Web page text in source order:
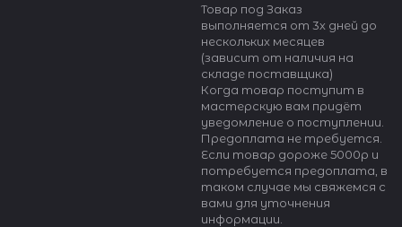
Товар под Заказ
выполняется от 3х дней до
нескольких месяцев
(зависит от наличия на
складе поставщика)
Когда товар поступит в
мастерскую вам придёт
уведомление о поступлении.
Предоплата не требуется.
Если товар дороже 5000р и
потребуется предоплата, в
таком случае мы свяжемся с
вами для уточнения
информации.